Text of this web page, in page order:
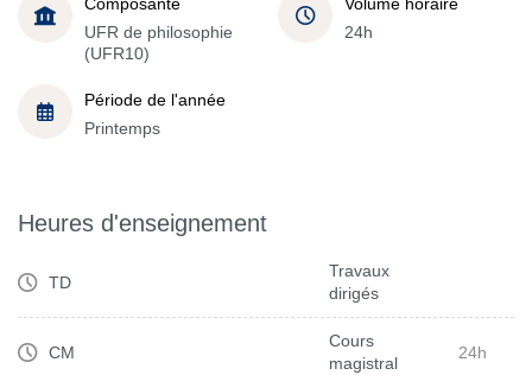
UFR de philosophie
(UFR10)
24h
Période de l'année
Printemps
Heures d'enseignement
TD
Travaux
dirigés
CM
Cours
magistral
24h